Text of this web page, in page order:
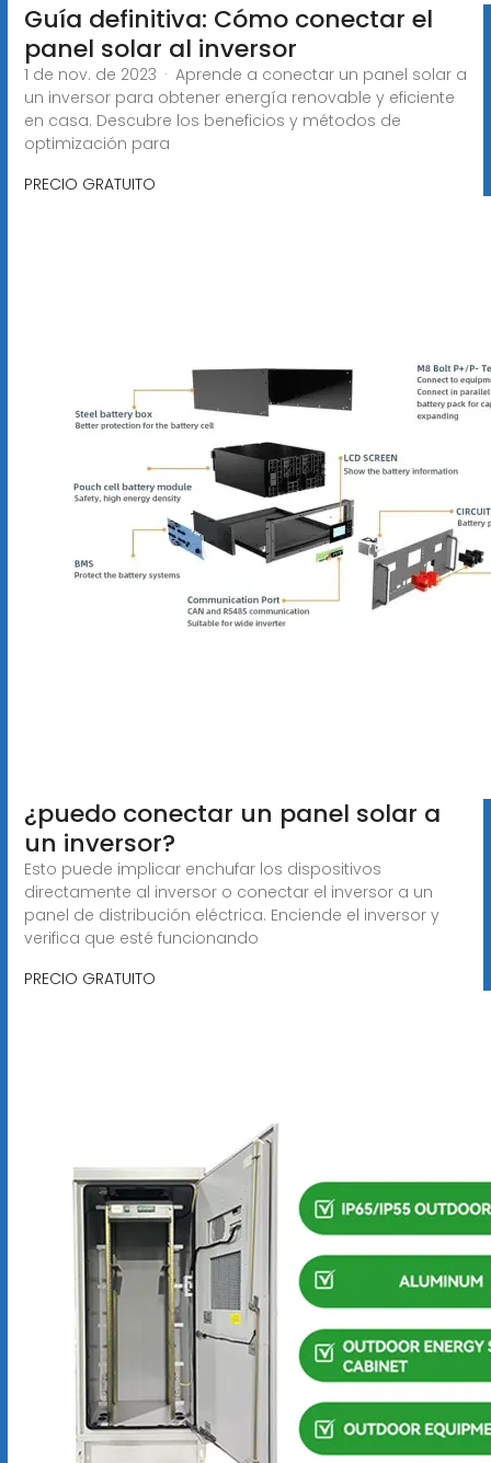
Guía definitiva: Cómo conectar el
panel solar al inversor
1 de nov. de 2023 · Aprende a conectar un panel solar a
un inversor para obtener energía renovable y eficiente
en casa. Descubre los beneficios y métodos de
optimización para
PRECIO GRATUITO
¿puedo conectar un panel solar a
un inversor?
Esto puede implicar enchufar los dispositivos
directamente al inversor o conectar el inversor a un
panel de distribución eléctrica. Enciende el inversor y
verifica que esté funcionando
PRECIO GRATUITO